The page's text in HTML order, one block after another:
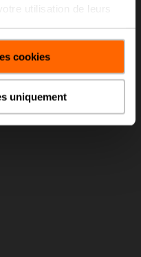
utilisation de leurs
cookies
uniquement
accéder aux données